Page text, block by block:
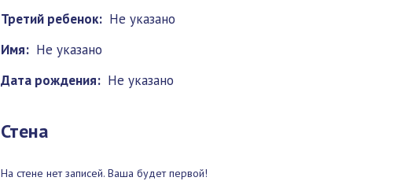
Третий ребенок: Не указано
Имя: Не указано
Дата рождения: Не указано
Стена
На стене нет записей. Ваша будет первой!